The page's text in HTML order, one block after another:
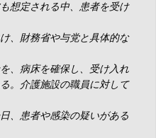
想定される中、患者を受け
、財務省や与党と具体的な
、病床を確保し、受け入れ
。介護施設の職員に対して
、患者や感染の疑いがある